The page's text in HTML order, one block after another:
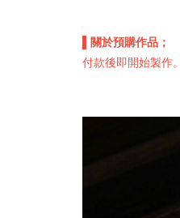
▌關於預購作品；
付款後即開始製作